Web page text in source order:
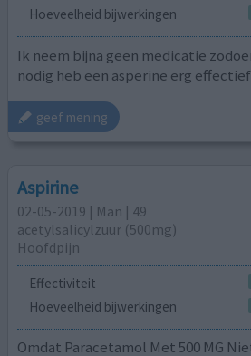
Hoeveelheid bijwerkingen
Ik neem bijna geen medicatie
nodig heb een asperine erg effectief
geef mening
Aspirine
02-05-2019 | Man | 49
acetylsalicylzuur (500mg)
Hoofdpijn
Effectiviteit
Hoeveelheid bijwerkingen
Omdat Paracetamol Met 500 MG